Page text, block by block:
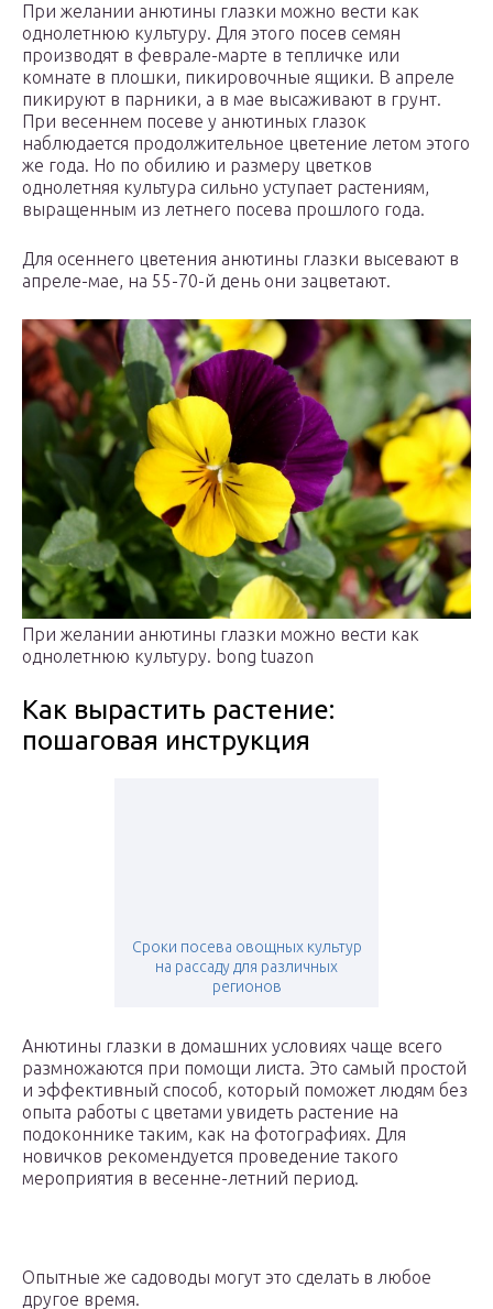
При желании анютины глазки можно вести как
однолетнюю культуру. Для этого посев семян
производят в феврале-марте в тепличке или
комнате в плошки, пикировочные ящики. В апреле
пикируют в парники, а в мае высаживают в грунт.
При весеннем посеве у анютиных глазок
наблюдается продолжительное цветение летом этого
же года. Но по обилию и размеру цветков
однолетняя культура сильно уступает растениям,
выращенным из летнего посева прошлого года.
Для осеннего цветения анютины глазки высевают в
апреле-мае, на 55-70-й день они зацветают.
При желании анютины глазки можно вести как
однолетнюю культуру. bong tuazon
Как вырастить растение:
пошаговая инструкция
Сроки посева овощных культур
на рассаду для различных
регионов
Анютины глазки в домашних условиях чаще всего
размножаются при помощи листа. Это самый простой
и эффективный способ, который поможет людям без
опыта работы с цветами увидеть растение на
подоконнике таким, как на фотографиях. Для
новичков рекомендуется проведение такого
мероприятия в весенне-летний период.
Опытные же садоводы могут это сделать в любое
другое время.